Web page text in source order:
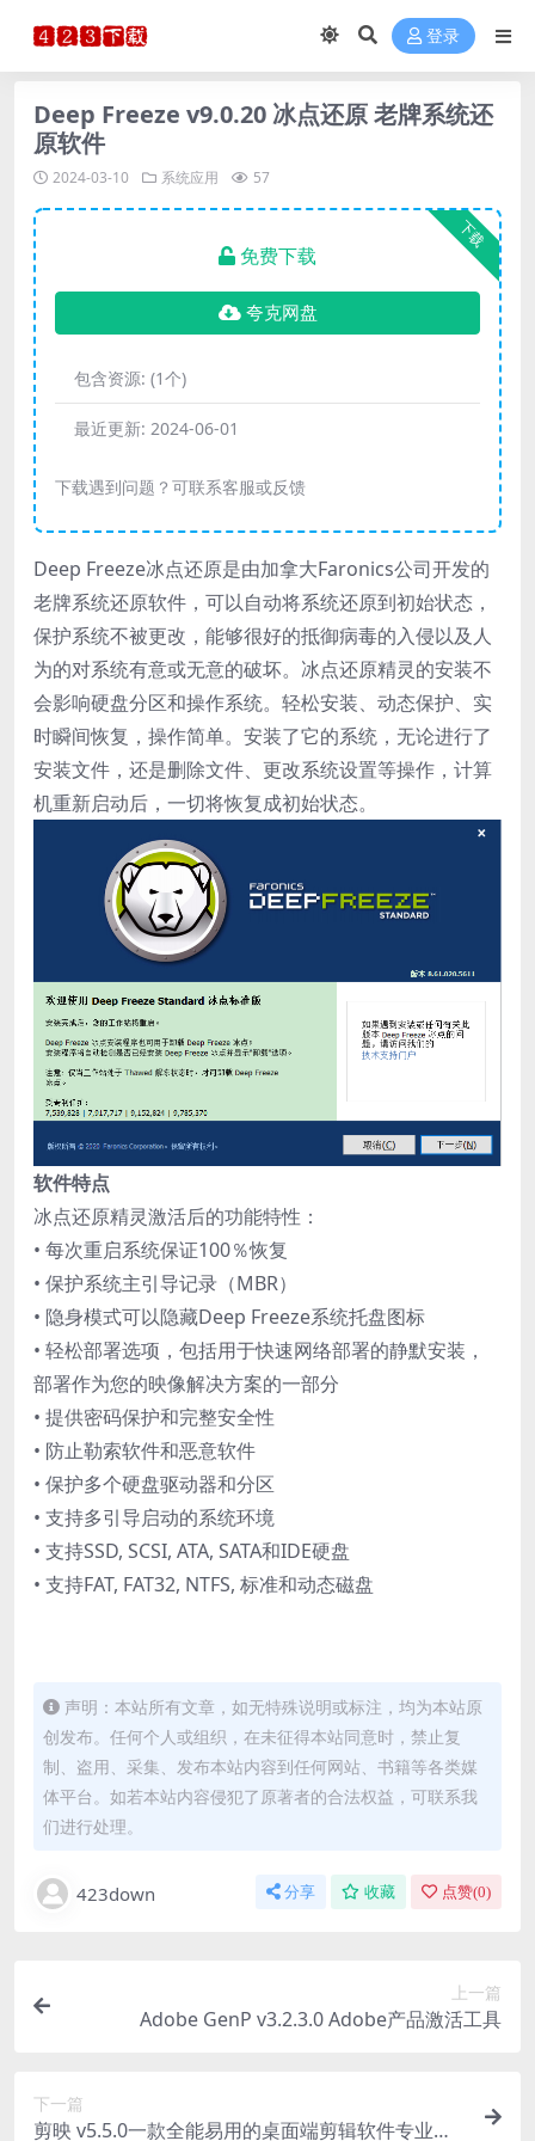
登录
Deep Freeze v9.0.20 冰点还原 老牌系统还
原软件
2024-03-10 系统应用 57
下载
免费下载
夸克网盘
包含资源: (1个)
最近更新: 2024-06-01
下载遇到问题？可联系客服或反馈
Deep Freeze冰点还原是由加拿大Faronics公司开发的
老牌系统还原软件，可以自动将系统还原到初始状态，
保护系统不被更改，能够很好的抵御病毒的入侵以及人
为的对系统有意或无意的破坏。冰点还原精灵的安装不
会影响硬盘分区和操作系统。轻松安装、动态保护、实
时瞬间恢复，操作简单。安装了它的系统，无论进行了
安装文件，还是删除文件、更改系统设置等操作，计算
机重新启动后，一切将恢复成初始状态。
软件特点
冰点还原精灵激活后的功能特性：
• 每次重启系统保证100％恢复
• 保护系统主引导记录（MBR）
• 隐身模式可以隐藏Deep Freeze系统托盘图标
• 轻松部署选项，包括用于快速网络部署的静默安装，
部署作为您的映像解决方案的一部分
• 提供密码保护和完整安全性
• 防止勒索软件和恶意软件
• 保护多个硬盘驱动器和分区
• 支持多引导启动的系统环境
• 支持SSD, SCSI, ATA, SATA和IDE硬盘
• 支持FAT, FAT32, NTFS, 标准和动态磁盘
声明：本站所有文章，如无特殊说明或标注，均为本站原
创发布。任何个人或组织，在未征得本站同意时，禁止复
制、盗用、采集、发布本站内容到任何网站、书籍等各类媒
体平台。如若本站内容侵犯了原著者的合法权益，可联系我
们进行处理。
423down 分享 收藏 点赞(0)
上一篇
Adobe GenP v3.2.3.0 Adobe产品激活工具
下一篇
剪映 v5.5.0一款全能易用的桌面端剪辑软件专业绿